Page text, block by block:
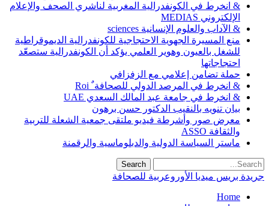
& انخرط في الكونفدرالية المغربية لناشري الصحف والإعلام
الإلكتروني MEDIAS
& الآداب والعلوم الإنسانية sciences
منع المسيرة الجهوية الاحتجاجية للكونفدرالية الديموقراطية
للشغل بالعيون وهوير العلمي يؤكد أن الكونفدرالية ستصعّد
احتجاجاتها
حملة تضامن إعلامي مع الزفزافي
& انخرط في المرصد الدولي للصحافة ٌ Roi
& انخرط في جامعة عبد المالك السعدي UAE
بيان تنويه بالنقيب الدكتور حسن برهون
معرض صور وأشرطة فيديو ملتقى جمعية الشعلة للتربية
والثقافة ASSO
ماستر السياسة الدولية والدبلوماسية والرقمنة
جريدة بريس ميديا الأوروعربية للصحافة
Home